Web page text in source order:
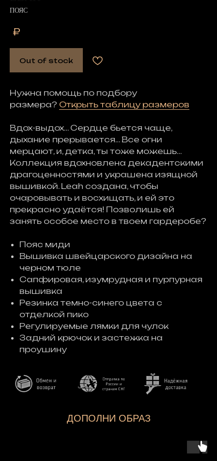
ПОЯС
₽
Out of stock
Нужна помощь по подбору
размера? Открыть таблицу размеров
Вдох-выдох… Сердце бьется чаще,
дыхание прерывается… Все огни
мерцают, и, детка, ты тоже можешь…
Коллекция вдохновлена декадентскими
драгоценностями и украшена изящной
вышивкой. Leah создана, чтобы
очаровывать и восхищать, и ей это
прекрасно удаётся! Позволишь ей
занять особое место в твоем гардеробе?
Пояс миди
Вышивка швейцарского дизайна на
черном тюле
Сапфировая, изумрудная и пурпурная
вышивка
Резинка темно-синего цвета с
отделкой пико
Регулируемые лямки для чулок
Задний крючок и застежка на
проушину
ДОПОЛНИ ОБРАЗ